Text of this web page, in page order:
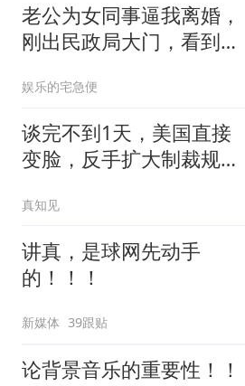
老公为女同事逼我离婚，
刚出民政局大门，看到我
娱乐的宅急便
谈完不到1天，美国直接
变脸，反手扩大制裁规
真知见
讲真，是球网先动手
的！！！
新媒体 39跟贴
论背景音乐的重要性！！